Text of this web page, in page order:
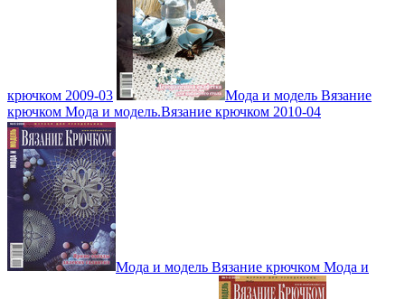
крючком 2009-03
Мода и модель Вязание
крючком Мода и модель.Вязание крючком 2010-04
Мода и модель Вязание крючком Мода и